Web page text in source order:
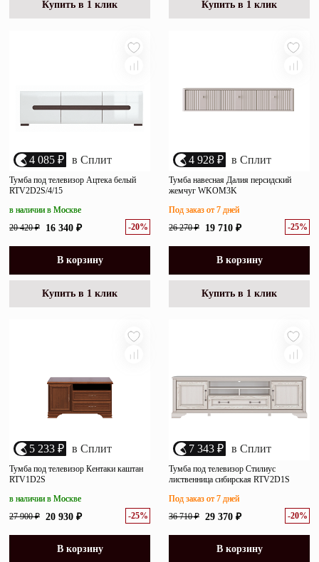
Купить в 1 клик Купить в 1 клик
4 085 ₽ в Сплит
Тумба под телевизор Ацтека белый
RTV2D2S/4/15
20 420 ₽ 16 340 ₽ -20%
в наличии в Москве
В корзину
Купить в 1 клик
4 928 ₽ в Сплит
Тумба навесная Далия персидский
жемчуг WKOM3K
26 270 ₽ 19 710 ₽ -25%
Под заказ от 7 дней
В корзину
Купить в 1 клик
5 233 ₽ в Сплит
Тумба под телевизор Кентаки каштан
RTV1D2S
27 900 ₽ 20 930 ₽ -25%
в наличии в Москве
В корзину
7 343 ₽ в Сплит
Тумба под телевизор Стилиус
лиственница сибирская RTV2D1S
36 710 ₽ 29 370 ₽ -20%
Под заказ от 7 дней
В корзину